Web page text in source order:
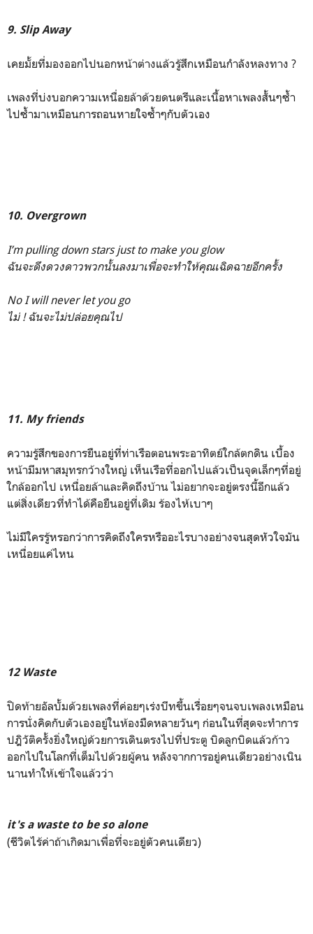
9. Slip Away
เคยมั้ยที่มองออกไปนอกหน้าต่างแล้วรู้สึกเหมือนกำลังหลงทาง ?
เพลงที่บ่งบอกความเหนื่อยล้าด้วยดนตรีและเนื้อหาเพลงสั้นๆซ้ำ
ไปซ้ำมาเหมือนการถอนหายใจซ้ำๆกับตัวเอง
10. Overgrown
I’m pulling down stars just to make you glow
ฉันจะดึงดวงดาวพวกนั้นลงมาเพื่อจะทำให้คุณเฉิดฉายอีกครั้ง
No I will never let you go
ไม่ ! ฉันจะไม่ปล่อยคุณไป
11. My friends
ความรู้สึกของการยืนอยู่ที่ท่าเรือตอนพระอาทิตย์ใกล้ตกดิน เบื้อง
หน้ามีมหาสมุทรกว้างใหญ่ เห็นเรือที่ออกไปแล้วเป็นจุดเล็กๆที่อยู่
ใกล้ออกไป เหนื่อยล้าและคิดถึงบ้าน ไม่อยากจะอยู่ตรงนี้อีกแล้ว
แต่สิ่งเดียวที่ทำได้คือยืนอยู่ที่เดิม ร้องไห้เบาๆ
ไม่มีใครรู้หรอกว่าการคิดถึงใครหรืออะไรบางอย่างจนสุดหัวใจมัน
เหนื่อยแค่ไหน
12 Waste
ปิดท้ายอัลบั้มด้วยเพลงที่ค่อยๆเร่งบีทขึ้นเรื่อยๆจนจบเพลงเหมือน
การนั่งคิดกับตัวเองอยู่ในห้องมืดหลายวันๆ ก่อนในที่สุดจะทำการ
ปฎิวัติครั้งยิ่งใหญ่ด้วยการเดินตรงไปที่ประตู บิดลูกบิดแล้วก้าว
ออกไปในโลกที่เต็มไปด้วยผู้คน หลังจากการอยู่คนเดียวอย่างเนิน
นานทำให้เข้าใจแล้วว่า
it's a waste to be so alone
(ชีวิตไร้ค่าถ้าเกิดมาเพื่อที่จะอยู่ตัวคนเดียว)